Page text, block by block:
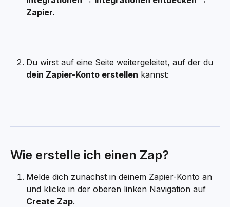
Zapier.
Du wirst auf eine Seite weitergeleitet, auf der du
dein Zapier-Konto erstellen kannst:
Wie erstelle ich einen Zap?
Melde dich zunächst in deinem Zapier-Konto an
und klicke in der oberen linken Navigation auf
Create Zap.